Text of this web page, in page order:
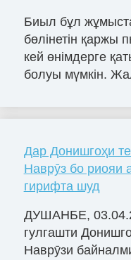
Биыл бұл
бөлінетін қаржы
кей өнімдерге
болуы мүмкін.
Дар Донишгоҳи
Наврӯз бо риояи
гирифта шуд
ДУШАНБЕ,
гулгашти
Наврӯзи